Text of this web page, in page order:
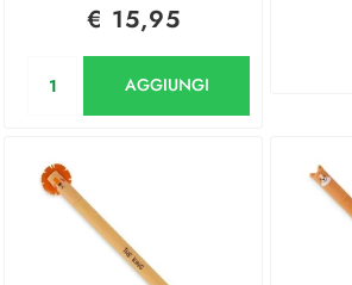
€ 15,95
AGGIUNGI